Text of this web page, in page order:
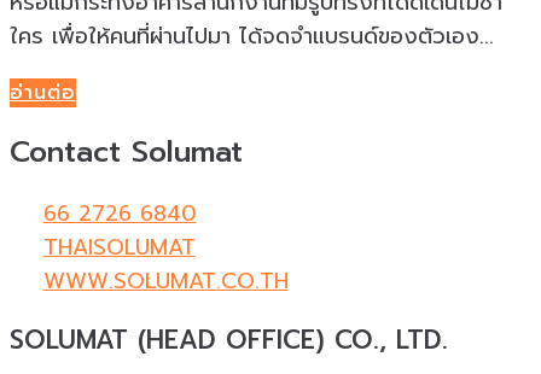
ใคร เพื่อให้คนที่ผ่านไปมา ได้จดจำแบรนด์ของตัวเอง...
อ่านต่อ
Contact Solumat
66 2726 6840
THAISOLUMAT
WWW.SOLUMAT.CO.TH
SOLUMAT (HEAD OFFICE) CO., LTD.